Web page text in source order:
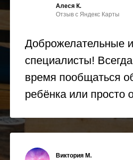
Алеся К.
Отзыв с Яндекс Карты
Доброжелательные
специалисты!
время пообщаться
ребёнка или просто
Виктория М.